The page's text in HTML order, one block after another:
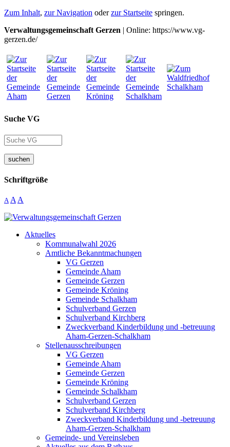
Zum Inhalt, zur Navigation oderzur Startseite springen.
Verwaltungsgemeinschaft Gerzen | Online: https://www.vg-
gerzen.de/
Suche VG
suchen
Schriftgröße
A A A
Aktuelles
Kommunalwahl 2026
Amtliche Bekanntmachungen
VG Gerzen
Gemeinde Aham
Gemeinde Gerzen
Gemeinde Kröning
Gemeinde Schalkham
Schulverband Gerzen
Schulverband Kirchberg
Zweckverband Kinderbildung und -betreuung
Aham-Gerzen-Schalkham
Stellenausschreibungen
VG Gerzen
Gemeinde Aham
Gemeinde Gerzen
Gemeinde Kröning
Gemeinde Schalkham
Schulverband Gerzen
Schulverband Kirchberg
Zweckverband Kinderbildung und -betreuung
Aham-Gerzen-Schalkham
Gemeinde- und Vereinsleben